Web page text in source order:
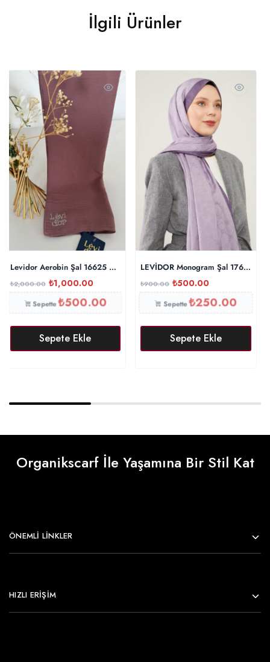
İlgili Ürünler
Levidor Aerobin Şal 16625 – İncir
₺2,000.00 ₺1,000.00
Sepette₺500.00
Sepete Ekle
LEVİDOR Monogram Şal 17657 –
₺900.00 ₺500.00
Sepette₺250.00
Sepete Ekle
Organikscarf İle Yaşamına Bir Stil Kat
ÖNEMLI LINKLER
HIZLI ERİŞİM